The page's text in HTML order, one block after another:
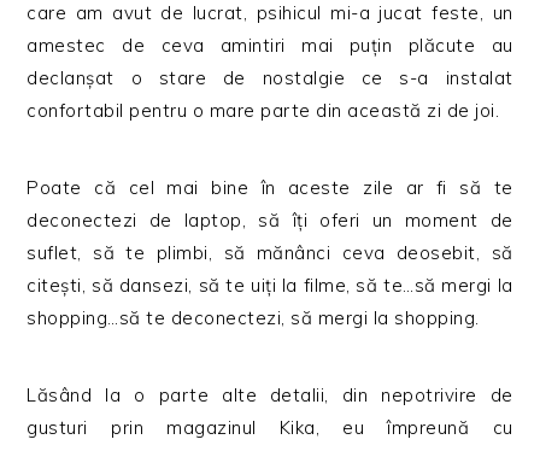
care am avut de lucrat, psihicul mi-a jucat feste, un
amestec de ceva amintiri mai puțin plăcute au
declanșat o stare de nostalgie ce s-a instalat
confortabil pentru o mare parte din această zi de joi.
Poate că cel mai bine în aceste zile ar fi să te
deconectezi de laptop, să îți oferi un moment de
suflet, să te plimbi, să mănânci ceva deosebit, să
citești, să dansezi, să te uiți la filme, să te…să mergi la
shopping…să te deconectezi, să mergi la shopping.
Lăsând la o parte alte detalii, din nepotrivire de
gusturi prin magazinul Kika, eu împreună cu